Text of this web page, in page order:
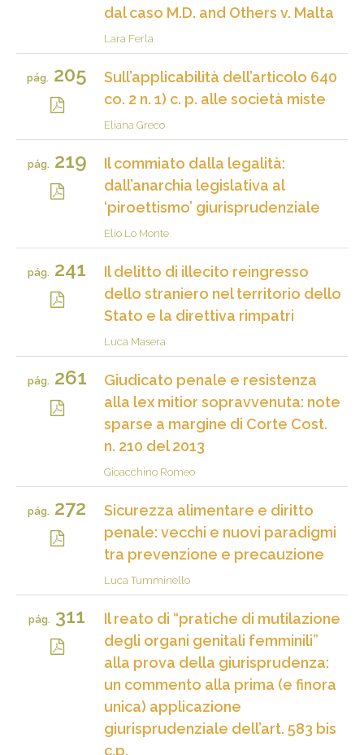
dal caso M.D. and Others v. Malta
Lara Ferla
pág. 205
Sull’applicabilità dell’articolo 640
co. 2 n. 1) c. p. alle società miste
Eliana Greco
pág.219
Il commiato dalla legalità:
dall’anarchia legislativa al
‘piroettismo’ giurisprudenziale
Elio Lo Monte
pág. 241
Il delitto di illecito reingresso
dello straniero nel territorio dello
Stato e la direttiva rimpatri
Luca Masera
pág.261
Giudicato penale e resistenza
alla lex mitior sopravvenuta: note
sparse a margine di Corte Cost.
n. 210 del 2013
Gioacchino Romeo
pág. 272
Sicurezza alimentare e diritto
penale: vecchi e nuovi paradigmi
tra prevenzione e precauzione
Luca Tumminello
pág. 311
Il reato di “pratiche di mutilazione
degli organi genitali femminili”
alla prova della giurisprudenza:
un commento alla prima (e finora
unica) applicazione
giurisprudenziale dell’art. 583 bis
c.p.